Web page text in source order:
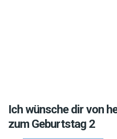
Ich wünsche dir von
zum Geburtstag 2